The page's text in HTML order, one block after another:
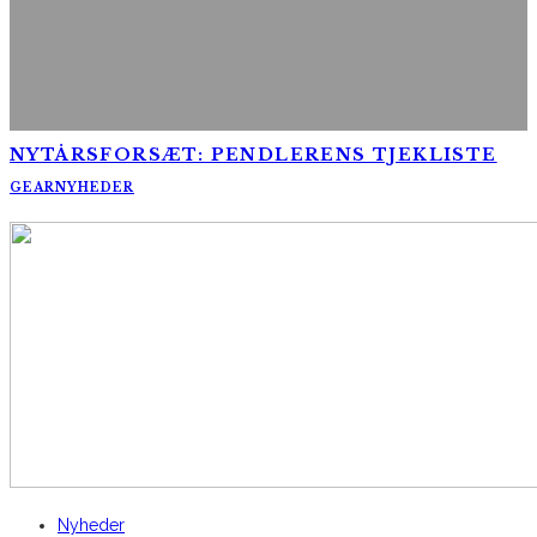
NYTÅRSFORSÆT: PENDLERENS TJEKLISTE
GEARNYHEDER
Nyheder